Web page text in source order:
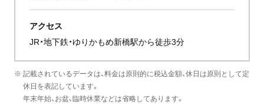
アクセス
JR・地下鉄・ゆりかもめ新橋駅から徒歩3分
※ 記載されているデータは、料金は原則的に税込金額、休日は原則として定
休日を表記しています。
年末年始、お盆、臨時休業などは省略してあります。